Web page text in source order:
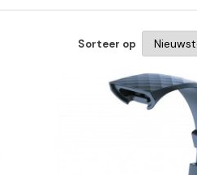
Sorteer op